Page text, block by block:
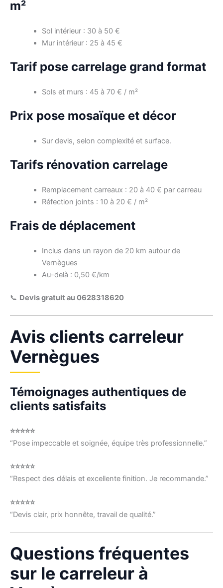
m²
Sol intérieur : 30 à 50 €
Mur intérieur : 25 à 45 €
Tarif pose carrelage grand format
Sols et murs : 45 à 70 € / m²
Prix pose mosaïque et décor
Sur devis, selon complexité et surface.
Tarifs rénovation carrelage
Remplacement carreaux : 20 à 40 € par carreau
Réfection joints : 10 à 20 € / m²
Frais de déplacement
Inclus dans un rayon de 20 km autour de
Vernègues
Au-delà : 0,50 €/km
📞 Devis gratuit au 0628318620
Avis clients carreleur
Vernègues
Témoignages authentiques de
clients satisfaits
⭐⭐⭐⭐⭐
“Pose impeccable et soignée, équipe très professionnelle.”
⭐⭐⭐⭐⭐
“Respect des délais et excellente finition. Je recommande.”
⭐⭐⭐⭐⭐
“Devis clair, prix honnête, travail de qualité.”
Questions fréquentes
sur le carreleur à